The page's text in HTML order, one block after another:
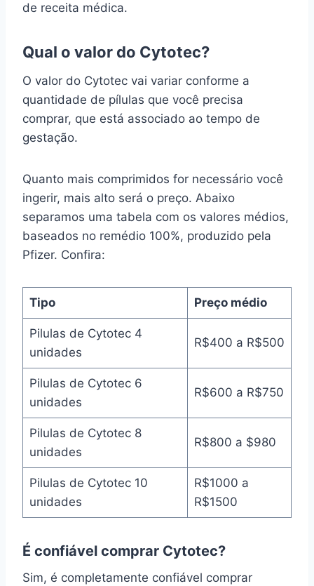
de receita médica.
Qual o valor do Cytotec?
O valor do Cytotec vai variar conforme a
quantidade de pílulas que você precisa
comprar, que está associado ao tempo de
gestação.
Quanto mais comprimidos for necessário você
ingerir, mais alto será o preço. Abaixo
separamos uma tabela com os valores médios,
baseados no remédio 100%, produzido pela
Pfizer. Confira:
Tipo Preço médio
Pilulas de Cytotec 4
unidades
R$400 a R$500
Pilulas de Cytotec 6
unidades
R$600 a R$750
Pilulas de Cytotec 8
unidades
R$800 a $980
Pilulas de Cytotec 10
unidades
R$1000 a
R$1500
É confiável comprar Cytotec?
Sim, é completamente confiável comprar